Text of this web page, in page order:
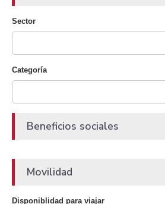
Sector
Categoría
Beneficios sociales
Movilidad
Disponiblidad para viajar